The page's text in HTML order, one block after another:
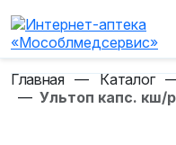
Главная — Каталог
— Ультоп капс. кш/